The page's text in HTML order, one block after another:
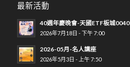
最新活動
40週年慶晚會-天國ETF板城0040
2026年7月18日 - 下午 7:00
2026-05月-名人講座
2026年5月3日 - 上午 7:50